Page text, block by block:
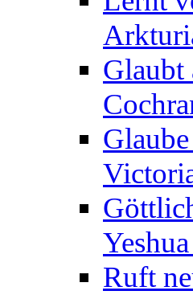
Glaubt
Ruft